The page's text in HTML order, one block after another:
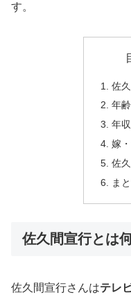
す。
佐
年
年
嫁
佐
ま
佐久間宣行とは
佐久間宣行さんはテレ